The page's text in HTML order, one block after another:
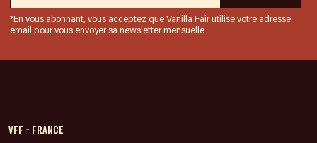
*En vous abonnant, vous acceptez que Vanilla Fair utilise votre adresse
email pour vous envoyer sa newsletter mensuelle
VFF - France